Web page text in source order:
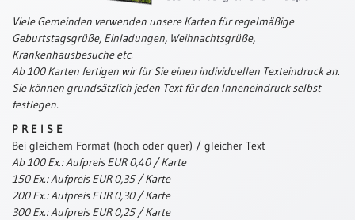
Dank
Freundschaft
/
Begleitung
Meditation
Stille
Zeit
Lyrik
/
Gedichte
Viele Gemeinden verwenden unsere Karten für regelmäßige
Geburtstagsgrüße, Einladungen, Weihnachtsgrüße,
Krankenhausbesuche etc.
Ab 100 Karten fertigen wir für Sie einen individuellen Texteindruck an.
Sie können grundsätzlich jeden Text für den Inneneindruck selbst
festlegen.
P R E I S E
Bei gleichem Format (hoch oder quer) / gleicher Text
Ab 100 Ex.: Aufpreis EUR 0,40 / Karte
150 Ex.: Aufpreis EUR 0,35 / Karte
200 Ex.: Aufpreis EUR 0,30 / Karte
300 Ex.: Aufpreis EUR 0,25 / Karte